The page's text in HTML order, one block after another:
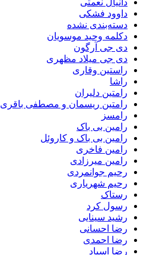
داوود فشکی
دسته‌بندی نشده
دکلمه وحید موسویان
دی جی آرگون
دی جی میلاد مظهری
راستین وقاری
راشا
رامتین دلیران
رامتین ریسمان و مصطفی باقری
رامسز
رامین بی باک
رامین بی باک و کاروئل
رامین فاخری
رامین میرزادی
رحیم جوانمردی
رحیم شهریاری
رستاک
رسول کرد
رشید سینایی
رضا احسانی
رضا احمدی
رضا اسپاد